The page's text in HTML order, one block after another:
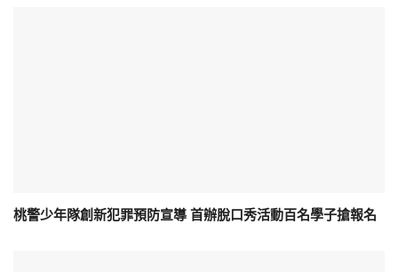
桃警少年隊創新犯罪預防宣導 首辦脫口秀活動百名學子搶報名